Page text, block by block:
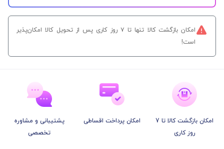
امکان بازگشت کالا تنها تا ۷ روز کاری پس از تحویل کالا امکان‌پذیر
است!
امکان بازگشت کالا تا 7
روز کاری
امکان پرداخت اقساطی
پشتیبانی و مشاوره
تخصصی